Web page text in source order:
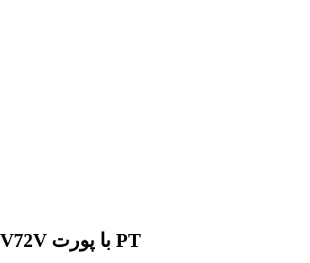
پک های برق هیدرولیک DC 24V48V60V72V با پورت PT